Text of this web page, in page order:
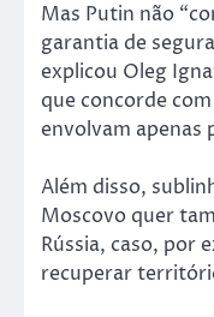
Mas Putin não
garantia de
explicou Oleg
que concorde
envolvam apenas
Além disso,
Moscovo quer
Rússia, caso, por
recuperar